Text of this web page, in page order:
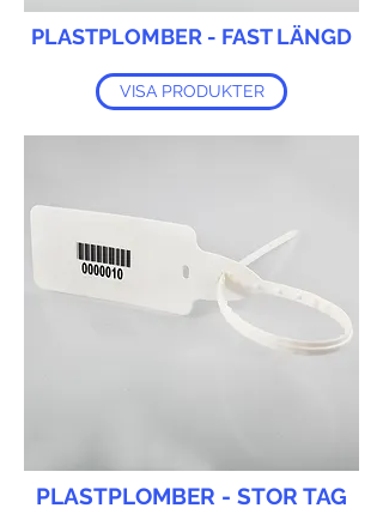
PLASTPLOMBER - FAST LÄNGD
VISA PRODUKTER
PLASTPLOMBER - STOR TAG